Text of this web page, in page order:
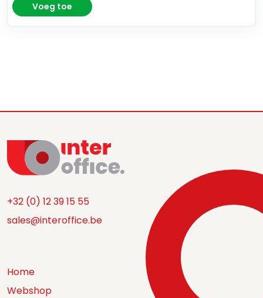
Voeg toe
+32 (0) 12 39 15 55
sales@interoffice.be
Home
Webshop